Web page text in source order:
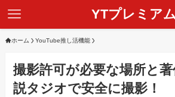
YTプレミア
ホーム YouTube推し活機能
撮影許可が必要な場所と
説タジオで安全に撮影！